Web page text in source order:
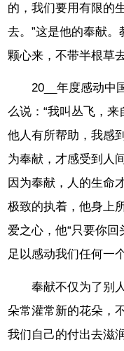
的，我们要用有限的
去。”这是他的奉献
颗心来，不带半根草
20__年度感动中
么说：“我叫丛飞，
他人有所帮助，我感
为奉献，才感受到人
因为奉献，人的生命
极致的执着，他身上
爱之心，他“只要你回
足以感动我们任何一
奉献不仅为了别
朵常灌常新的花朵，
我们自己的付出去滋